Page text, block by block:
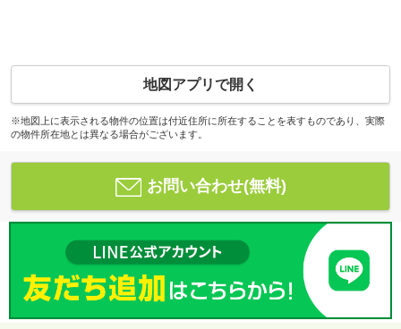
地図アプリで開く
※地図上に表示される物件の位置は付近住所に所在することを表すものであり、実際
の物件所在地とは異なる場合がございます。
お問い合わせ(無料)